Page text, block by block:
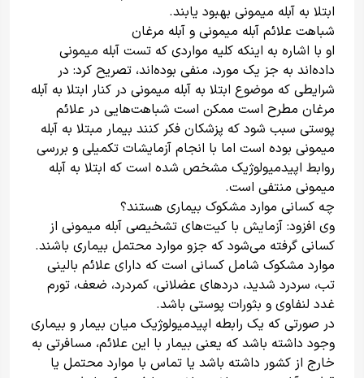
ابتلا به آبله میمونی بهبود یابند.
شباهت علائم آبله میمونی و آبله مرغان
او با اشاره به اینکه کلیه مواردی که تست آبله میمونی
داده‌اند به جز یک مورد، منفی بوده‌اند، تصریح کرد: در
شرایطی که موضوع ابتلا به آبله میمونی در کنار ابتلا به آبله
مرغان مطرح است ممکن است شباهت‌هایی در علائم
پوستی سبب شود که پزشکان فکر کنند بیمار مبتلا به آبله
میمونی بوده است اما با انجام آزمایشات تکمیلی و بررسی
روابط اپیدمیولوژیک مشخص شده است که ابتلا به آبله
میمونی منتفی است.
چه کسانی موارد مشکوک بیماری هستند؟
وی افزود: آزمایش با کیت‌های تشخیصی آبله میمونی از
کسانی گرفته می‌شود که جزو موارد محتمل بیماری باشند.
موارد مشکوک شامل کسانی است که دارای علائم بالینی
تب، سردرد شدید، دردهای عضلانی، کمردرد، ضعف، تورم
غدد لنفاوی و بثورات پوستی باشد.
در صورتی که یک رابطه اپیدمیولوژیک میان بیمار و بیماری
وجود داشته باشد که یعنی بیمار با این علائم، مسافرتی به
خارج از کشور داشته باشد یا تماس با موارد محتمل یا